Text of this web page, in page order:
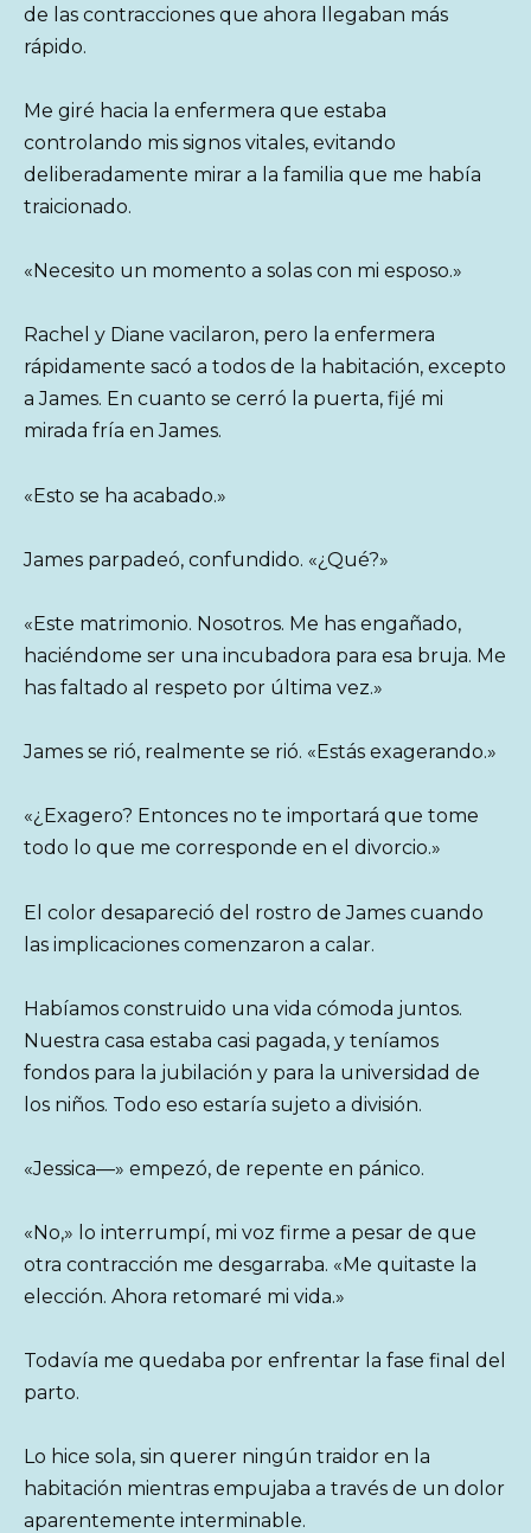
de las contracciones que ahora llegaban más
rápido.
Me giré hacia la enfermera que estaba
controlando mis signos vitales, evitando
deliberadamente mirar a la familia que me había
traicionado.
«Necesito un momento a solas con mi esposo.»
Rachel y Diane vacilaron, pero la enfermera
rápidamente sacó a todos de la habitación, excepto
a James. En cuanto se cerró la puerta, fijé mi
mirada fría en James.
«Esto se ha acabado.»
James parpadeó, confundido. «¿Qué?»
«Este matrimonio. Nosotros. Me has engañado,
haciéndome ser una incubadora para esa bruja. Me
has faltado al respeto por última vez.»
James se rió, realmente se rió. «Estás exagerando.»
«¿Exagero? Entonces no te importará que tome
todo lo que me corresponde en el divorcio.»
El color desapareció del rostro de James cuando
las implicaciones comenzaron a calar.
Habíamos construido una vida cómoda juntos.
Nuestra casa estaba casi pagada, y teníamos
fondos para la jubilación y para la universidad de
los niños. Todo eso estaría sujeto a división.
«Jessica—» empezó, de repente en pánico.
«No,» lo interrumpí, mi voz firme a pesar de que
otra contracción me desgarraba. «Me quitaste la
elección. Ahora retomaré mi vida.»
Todavía me quedaba por enfrentar la fase final del
parto.
Lo hice sola, sin querer ningún traidor en la
habitación mientras empujaba a través de un dolor
aparentemente interminable.